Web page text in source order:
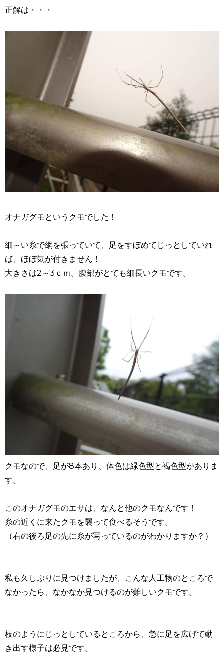
正解は・・・
オナガグモというクモでした！
細～い糸で網を張っていて、足をすぼめてじっとしていれ
ば、ほぼ気が付きません！
大きさは2～3ｃｍ。腹部がとても細長いクモです。
クモなので、足が8本あり、体色は緑色型と褐色型がありま
す。
このオナガグモのエサは、なんと他のクモなんです！
糸の近くに来たクモを襲って食べるそうです。
（右の後ろ足の先に糸が写っているのがわかりますか？）
私も久しぶりに見つけましたが、こんな人工物のところで
なかったら、なかなか見つけるのが難しいクモです。
枝のようにじっとしているところから、急に足を広げて動
き出す様子は必見です。